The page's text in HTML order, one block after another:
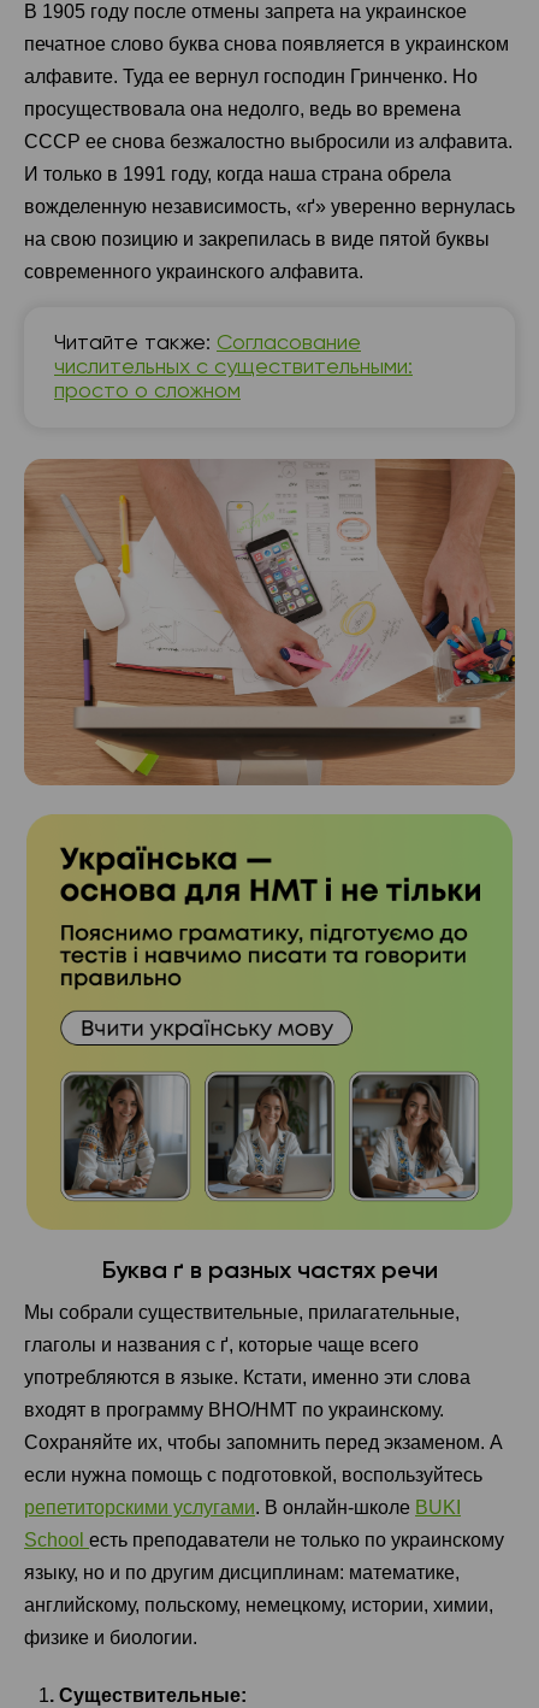
В 1905 году после отмены запрета на украинское
печатное слово буква снова появляется в украинском
алфавите. Туда ее вернул господин Гринченко. Но
просуществовала она недолго, ведь во времена
СССР ее снова безжалостно выбросили из алфавита.
И только в 1991 году, когда наша страна обрела
вожделенную независимость, «ґ» уверенно вернулась
на свою позицию и закрепилась в виде пятой буквы
современного украинского алфавита.
Читайте также: Согласование
числительных с существительными:
просто о сложном
Буква ґ в разных частях речи
Мы собрали существительные, прилагательные,
глаголы и названия с ґ, которые чаще всего
употребляются в языке. Кстати, именно эти слова
входят в программу ВНО/НМТ по украинскому.
Сохраняйте их, чтобы запомнить перед экзаменом. А
если нужна помощь с подготовкой, воспользуйтесь
репетиторскими услугами. В онлайн-школе BUKI
School есть преподаватели не только по украинскому
языку, но и по другим дисциплинам: математике,
английскому, польскому, немецкому, истории, химии,
физике и биологии.
1. Существительные: